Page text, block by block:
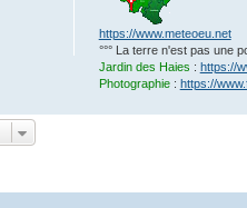
https://www.meteoeu.net
°°° La terre n'est pas une
Jardin des Haies : https://
Photographie: https://